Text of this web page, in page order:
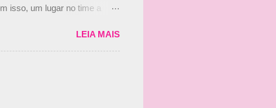
isso, um lugar no time a
Bruno Senna em 2010. "Na
de ter assinado com Bruno
nada contra o filho do
LEIA MAIS